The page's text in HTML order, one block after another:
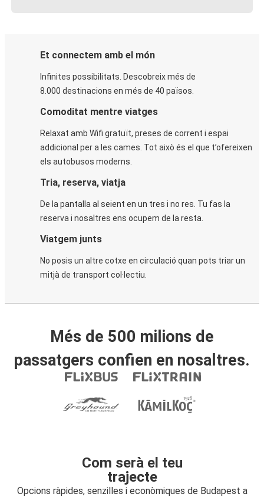
Et connectem amb el món
Infinites possibilitats. Descobreix més de
8.000 destinacions en més de 40 països.
Comoditat mentre viatges
Relaxat amb Wifi gratuït, preses de corrent i espai
addicional per a les cames. Tot això és el que t’ofereixen
els autobusos moderns.
Tria, reserva, viatja
De la pantalla al seient en un tres i no res. Tu fas la
reserva i nosaltres ens ocupem de la resta.
Viatgem junts
No posis un altre cotxe en circulació quan pots triar un
mitjà de transport col·lectiu.
Més de 500 milions de
passatgers confien en nosaltres.
Com serà el teu
trajecte
Opcions ràpides, senzilles i econòmiques de Budapest a